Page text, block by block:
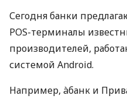
Сегодня банки
POS-терминалы
производителей,
системой Android.
Например, àбанк и